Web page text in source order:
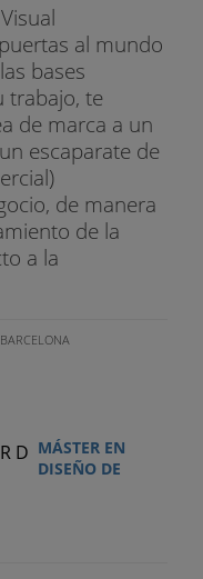
al mundo
bases
trabajo, te
de marca a un
escaparate de
de manera
de la
a la
MÁSTER EN
DISEÑO DE